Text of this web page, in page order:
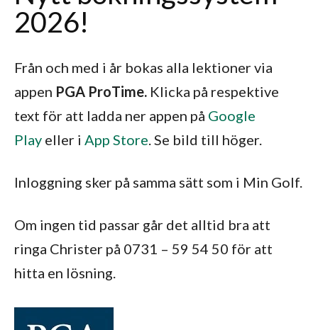
2026!
Från och med i år bokas alla lektioner via
appen PGA ProTime. Klicka på respektive
text för att ladda ner appen på Google
Play eller i App Store.Se bild till höger.
Inloggning sker på samma sätt som i Min Golf.
Om ingen tid passar går det alltid bra att
ringa Christer på 0731 – 59 54 50 för att
hitta en lösning.